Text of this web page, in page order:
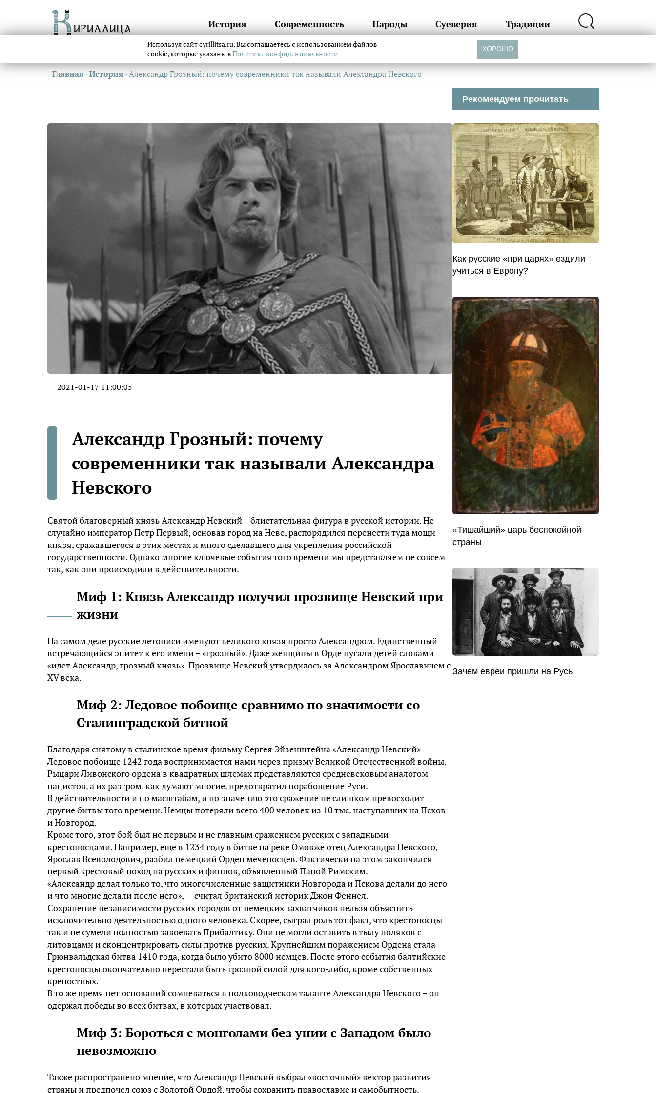
История Современность Народы Суеверия Традиции
Главная ›История ›Александр Грозный: почему современники так называли Александра Невского
2021-01-17 11:00:05
Александр Грозный: почему
современники так называли Александра
Невского
Святой благоверный князь Александр Невский – блистательная фигура в русской истории. Не
случайно император Петр Первый, основав город на Неве, распорядился перенести туда мощи
князя, сражавшегося в этих местах и много сделавшего для укрепления российской
государственности. Однако многие ключевые события того времени мы представляем не совсем
так, как они происходили в действительности.
Миф 1: Князь Александр получил прозвище Невский при
жизни
На самом деле русские летописи именуют великого князя просто Александром. Единственный
встречающийся эпитет к его имени – «грозный». Даже женщины в Орде пугали детей словами
«идет Александр, грозный князь». Прозвище Невский утвердилось за Александром Ярославичем с
XV века.
Миф 2: Ледовое побоище сравнимо по значимости со
Сталинградской битвой
Благодаря снятому в сталинское время фильму Сергея Эйзенштейна «Александр Невский»
Ледовое побоище 1242 года воспринимается нами через призму Великой Отечественной войны.
Рыцари Ливонского ордена в квадратных шлемах представляются средневековым аналогом
нацистов, а их разгром, как думают многие, предотвратил порабощение Руси.
В действительности и по масштабам, и по значению это сражение не слишком превосходит
другие битвы того времени. Немцы потеряли всего 400 человек из 10 тыс. наступавших на Псков
и Новгород.
Кроме того, этот бой был не первым и не главным сражением русских с западными
крестоносцами. Например, еще в 1234 году в битве на реке Омовже отец Александра Невского,
Ярослав Всеволодович, разбил немецкий Орден меченосцев. Фактически на этом закончился
первый крестовый поход на русских и финнов, объявленный Папой Римским.
«Александр делал только то, что многочисленные защитники Новгорода и Пскова делали до него
и что многие делали после него», — считал британский историк Джон Феннел.
Сохранение независимости русских городов от немецких захватчиков нельзя объяснить
исключительно деятельностью одного человека. Скорее, сыграл роль тот факт, что крестоносцы
так и не сумели полностью завоевать Прибалтику. Они не могли оставить в тылу поляков с
литовцами и сконцентрировать силы против русских. Крупнейшим поражением Ордена стала
Грюнвальдская битва 1410 года, когда было убито 8000 немцев. После этого события балтийские
крестоносцы окончательно перестали быть грозной силой для кого-либо, кроме собственных
крепостных.
В то же время нет оснований сомневаться в полководческом таланте Александра Невского – он
одержал победы во всех битвах, в которых участвовал.
Миф 3: Бороться с монголами без унии с Западом было
невозможно
Также распространено мнение, что Александр Невский выбрал «восточный» вектор развития
страны и предпочел союз с Золотой Ордой, чтобы сохранить православие и самобытность.
Рекомендуем прочитать
Как русские «при царях» ездили
учиться в Европу?
«Тишайший» царь беспокойной
страны
Зачем евреи пришли на Русь
Используя сайт cyrillitsa.ru, Вы соглашаетесь с использованием файлов
cookie, которые указаны вПолитике конфиденциальности ХОРОШО